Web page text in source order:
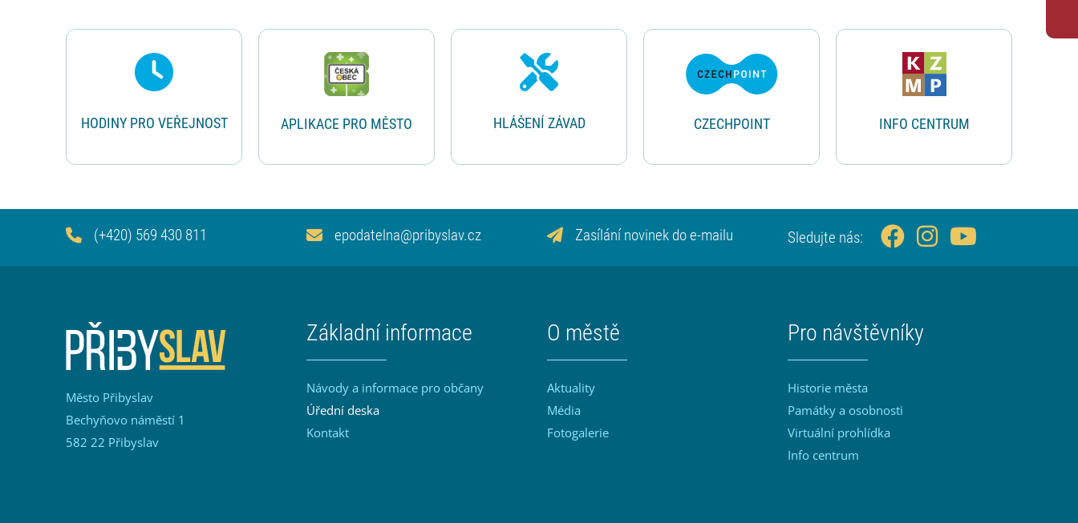
Rychlé odkazy
HODINY PRO VEŘEJNOST APLIKACE PRO MĚSTO HLÁŠENÍ ZÁVAD CZECHPOINT INFO CENTRUM
(+420) 569 430 811 epodatelna@pribyslav.cz Zasílání novinek do e-mailu Sledujte nás:
Město Přibyslav
Bechyňovo náměstí 1
582 22 Přibyslav
Základní informace
Návody a informace pro občany
Úřední deska
Kontakt
O městě
Aktuality
Média
Fotogalerie
Pro návštěvníky
Historie města
Památky a osobnosti
Virtuální prohlídka
Info centrum